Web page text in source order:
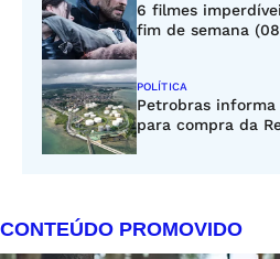
6 filmes
fim de semana
POLÍTICA
Petrobras
para compra da